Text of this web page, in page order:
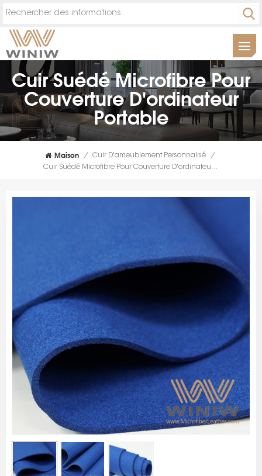
Cuir Suédé Microfibre Pour
Couverture D'ordinateur
Portable
Maison / Cuir D'ameublement Personnalisé
/
Cuir Suédé Microfibre Pour Couverture D'ordinateur Portable